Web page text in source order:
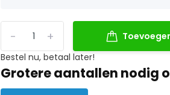
+
-
Bestel nu, betaal later!
Grotere aantallen nodig